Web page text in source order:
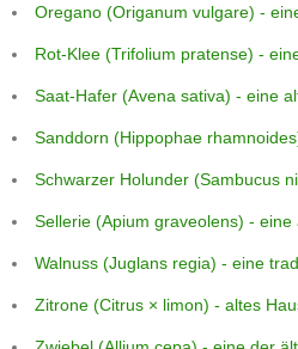
Oregano (Origanum vulgare) -
Rot-Klee (Trifolium pratense) -
Saat-Hafer (Avena sativa) - eine
Sanddorn (Hippophae
Schwarzer Holunder (Sambucus
Sellerie (Apium graveolens) - eine
Walnuss (Juglans regia) - eine
Zitrone (Citrus × limon) - altes